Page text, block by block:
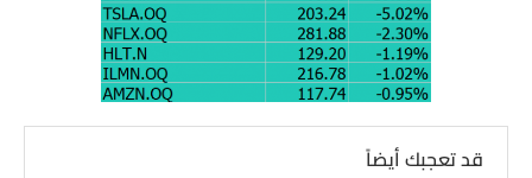
قد تعجبك أيضاً